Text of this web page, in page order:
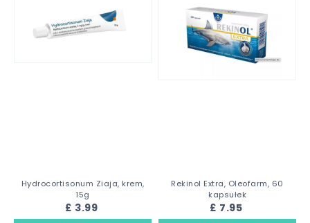
Hydrocortisonum Ziaja, krem,
15g
£ 3.99
Rekinol Extra, Oleofarm, 60
kapsułek
£ 7.95